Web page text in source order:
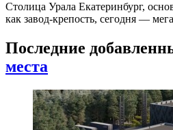
Столица Урала Екатеринбург,
как завод-крепость, сегодня —
Последние
места